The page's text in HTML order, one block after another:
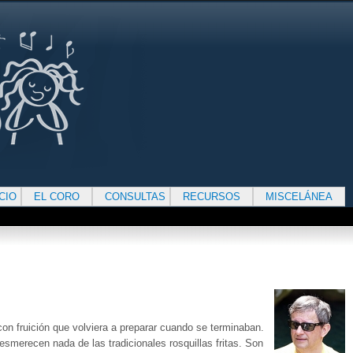
fruición que volviera a preparar cuando se terminaban.
nada de las tradicionales rosquillas fritas. Son
EL CORO CONSULTAS RECURSOS MISCELÁNEA